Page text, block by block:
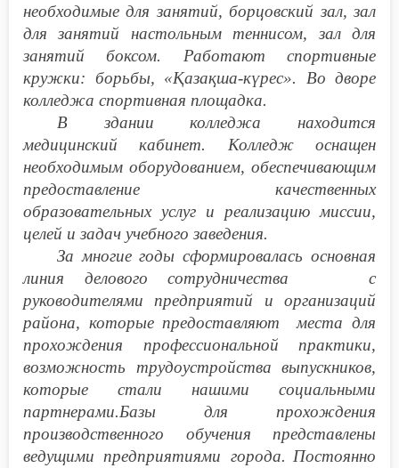
необходимые для занятий, борцовский зал, зал
для занятий настольным теннисом, зал для
занятий боксом. Работают спортивные
кружки: борьбы, «Қазақша-күрес». Во дворе
колледжа спортивная площадка.
В здании колледжа находится
медицинский кабинет. Колледж оснащен
необходимым оборудованием, обеспечивающим
предоставление качественных
образовательных услуг и реализацию миссии,
целей и задач учебного заведения.
За многие годы сформировалась основная
линия делового сотрудничества с
руководителями предприятий и организаций
района, которые предоставляют места для
прохождения профессиональной практики,
возможность трудоустройства выпускников,
которые стали нашими социальными
партнерами.Базы для прохождения
производственного обучения представлены
ведущими предприятиями города. Постоянно